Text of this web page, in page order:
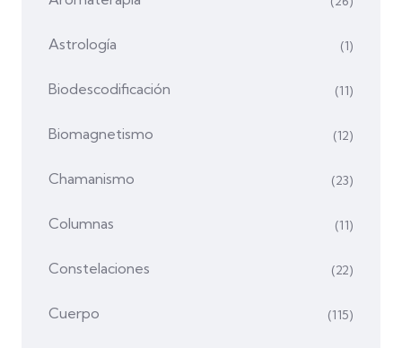
Astrología (1)
Biodescodificación (11)
Biomagnetismo (12)
Chamanismo (23)
Columnas (11)
Constelaciones (22)
Cuerpo (115)